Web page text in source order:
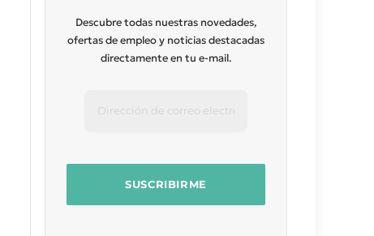
Descubre todas nuestras novedades,
ofertas de empleo y noticias destacadas
directamente en tu e-mail.